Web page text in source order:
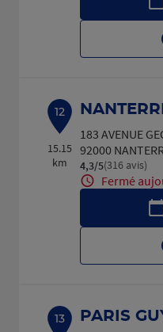
12
15.15
km
183 AVENUE
92000
4,3/5Note de 4.3 sur 5
(316 avis)
Fermé
13
PARIS